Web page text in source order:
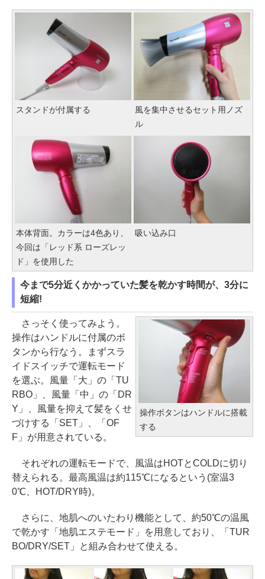
スタンドが付属する
風を集中させるセット用ノズ
ル
本体背面。カラーは4色あり、
今回は「レッド系 ローズレッ
ド」を使用した
吸い込み口
今まで5分近くかかっていた髪を乾かす時間が、3分に
短縮!
操作ボタンはハンドルに搭載
する
さっそく使ってみよう。
操作はハンドルに付属のボ
タンから行なう。まずスラ
イドスイッチで運転モード
を選ぶ。風量「大」の「TU
RBO」、風量「中」の「DR
Y」、風量を抑えて髪をくせ
づけする「SET」、「OF
F」が用意されている。
それぞれの運転モードで、風温はHOTとCOLDに切り
替えられる。最高風温は約115℃になるという(室温3
0℃、HOT/DRY時)。
さらに、地肌へのいたわり機能として、約50℃の温風
で乾かす「地肌エステモード」を用意しており、「TUR
BO/DRY/SET」と組み合わせて使える。